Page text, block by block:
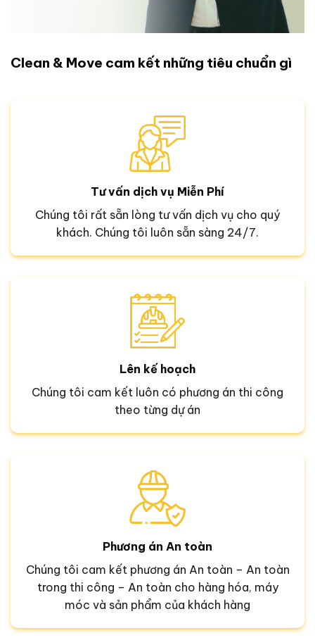
Clean & Move cam kết những tiêu chuẩn gì
Tư vấn dịch vụ Miễn Phí
Chúng tôi rất sẵn lòng tư vấn dịch vụ cho quý
khách. Chúng tôi luôn sẵn sàng 24/7.
Lên kế hoạch
Chúng tôi cam kết luôn có phương án thi công
theo từng dự án
Phương án An toàn
Chúng tôi cam kết phương án An toàn – An toàn
trong thi công – An toàn cho hàng hóa, máy
móc và sản phẩm của khách hàng